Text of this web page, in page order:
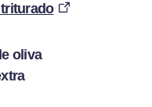
oliva